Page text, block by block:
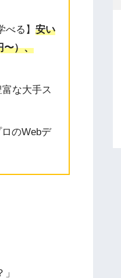
る】 安い
〜）、
富な大手ス
ロのWebデ